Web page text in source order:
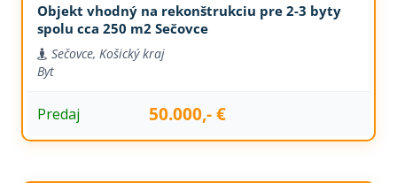
Objekt vhodný na rekonštrukciu pre 2-3 byty
spolu cca 250 m2 Sečovce
Sečovce, Košický kraj
Byt
Predaj 50.000,- €